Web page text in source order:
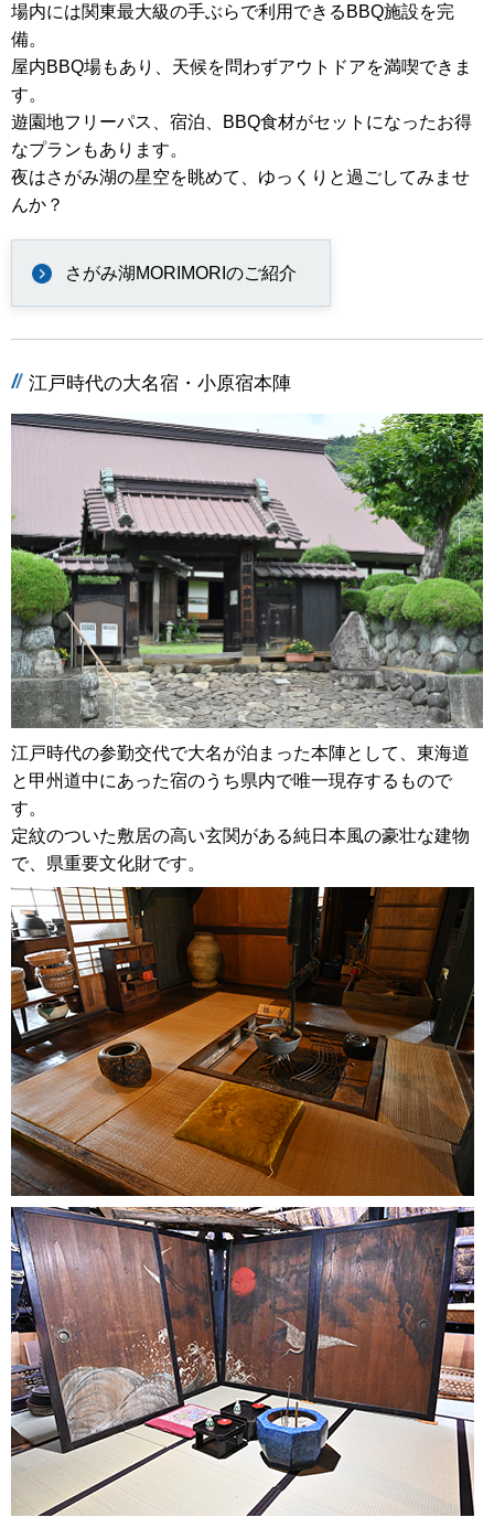
場内には関東最大級の手ぶらで利用できるBBQ施設を完
備。
屋内BBQ場もあり、天候を問わずアウトドアを満喫できま
す。
遊園地フリーパス、宿泊、BBQ食材がセットになったお得
なプランもあります。
夜はさがみ湖の星空を眺めて、ゆっくりと過ごしてみませ
んか？
さがみ湖MORIMORIのご紹介
江戸時代の大名宿・小原宿本陣
江戸時代の参勤交代で大名が泊まった本陣として、東海道
と甲州道中にあった宿のうち県内で唯一現存するもので
す。
定紋のついた敷居の高い玄関がある純日本風の豪壮な建物
で、県重要文化財です。